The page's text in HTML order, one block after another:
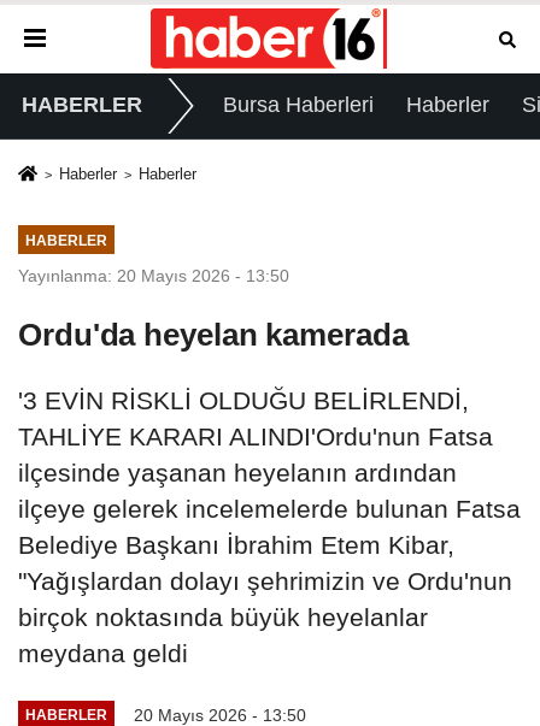
HABERLER Bursa Haberleri Haberler
Haberler Haberler
HABERLER
Yayınlanma: 20 Mayıs 2026 - 13:50
Ordu'da heyelan kamerada
'3 EVİN RİSKLİ OLDUĞU BELİRLENDİ,
TAHLİYE KARARI ALINDI'Ordu'nun Fatsa
ilçesinde yaşanan heyelanın ardından
ilçeye gelerek incelemelerde bulunan Fatsa
Belediye Başkanı İbrahim Etem Kibar,
"Yağışlardan dolayı şehrimizin ve Ordu'nun
birçok noktasında büyük heyelanlar
meydana geldi
HABERLER 20 Mayıs 2026 - 13:50